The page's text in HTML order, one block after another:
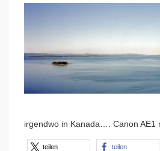
irgendwo in Kanada…. Canon AE1
teilen teilen